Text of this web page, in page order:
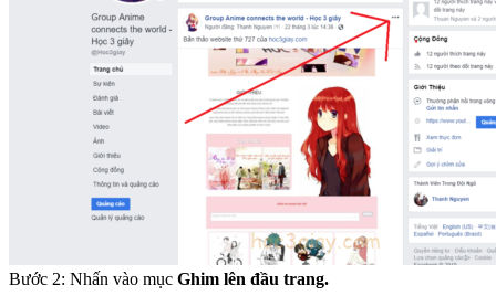
Bước 2: Nhấn vào mục Ghim lên đầu trang.